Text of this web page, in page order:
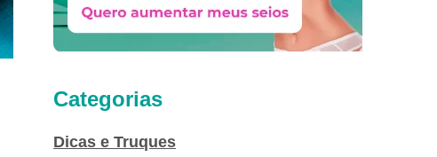
Categorias
Dicas e Truques